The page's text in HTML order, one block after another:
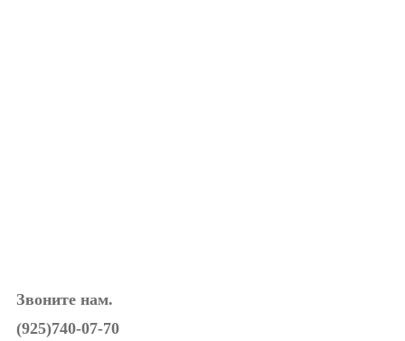
Звоните нам.
(925)740-07-70